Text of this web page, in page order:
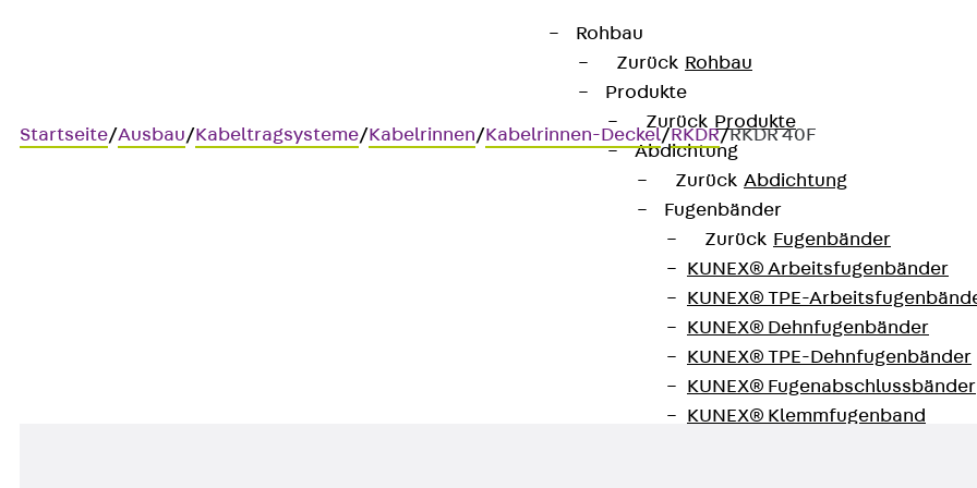
Rohbau
Zurück Rohbau
Produkte
Zurück Produkte
Abdichtung
Zurück Abdichtung
Fugenbänder
Zurück Fugenbänder
KUNEX® Arbeitsfugenbänder
KUNEX® TPE-
KUNEX® Dehnfugenbänder
KUNEX® TPE-Dehnfugenbänder
KUNEX® Fugenabschlussbänder
KUNEX® Klemmfugenband
Startseite/Ausbau/Kabeltragsysteme/Kabelrinnen/Kabelrinnen-Deckel/RKDR/RKDR 40F
Kabelrinnen-Kreuzung-Deckel mit Drehriegeln